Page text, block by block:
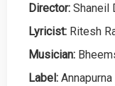
Director: Shaneil
Lyricist: Ritesh
Musician:
Label: